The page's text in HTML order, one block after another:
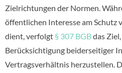
Zielrichtungen der Normen.
öffentlichen Interesse am Schutz
dient, verfolgt § 307 BGBdas
Berücksichtigung beiderseitiger
Vertragsverhältnis herzustellen.